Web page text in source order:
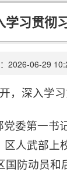
学习贯彻
2026-06-29
，深入学
委第一
人武部
防动员和